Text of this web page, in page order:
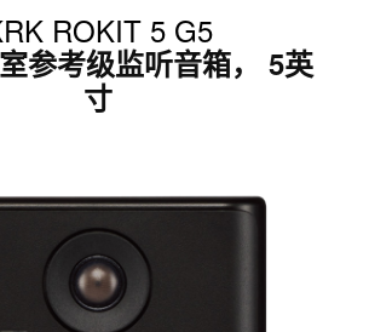
ROKIT 5 G5
参考级监听音箱， 5英
寸